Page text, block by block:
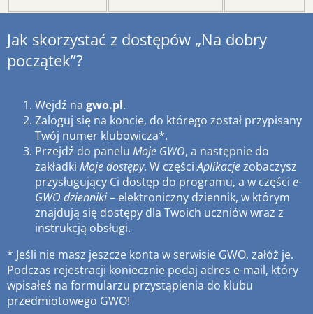
Jak skorzystać z dostępów „Na dobry
początek”?
Wejdź na gwo.pl.
Zaloguj się na koncie, do którego został przypisany
Twój numer klubowicza*.
Przejdź do panelu Moje GWO, a następnie do
zakładki Moje dostępy. W częściAplikacjezobaczysz
przysługujący Ci dostęp do programu, a w części e-
GWO dzienniki– elektroniczny dziennik, w którym
znajdują się dostępy dla Twoich uczniów wraz z
instrukcją obsługi.
* Jeśli nie masz jeszcze konta w serwisie GWO, załóż je.
Podczas rejestracji koniecznie podaj adres e-mail, który
wpisałeś na formularzu przystąpienia do klubu
przedmiotowego GWO!